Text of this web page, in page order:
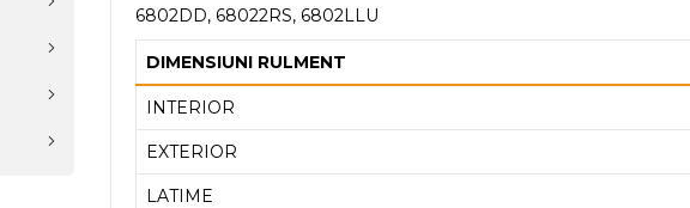
6802DD, 68022RS, 6802LLU
DIMENSIUNI RULMENT
INTERIOR
EXTERIOR
LATIME